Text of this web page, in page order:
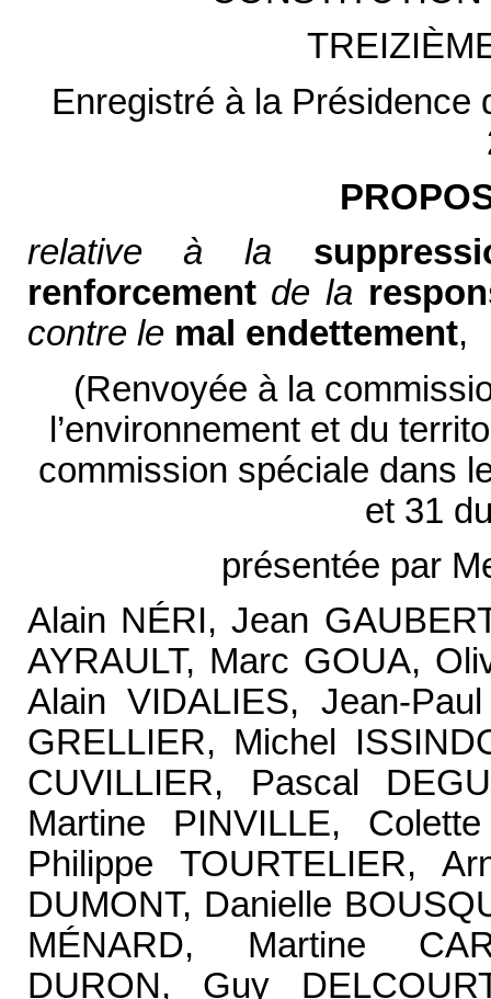
Enregistré à la Présidence
relative à la
renforcement de la
contre le mal endettement,
(Renvoyée à la
l’environnement et du
commission spéciale dans
et 31
présentée par
Alain NÉRI, Jean
AYRAULT, Marc GOUA,
Alain VIDALIES, Jean-
GRELLIER, Michel
CUVILLIER, Pascal
Martine PINVILLE,
Philippe TOURTELIER,
DUMONT, Danielle
MÉNARD, Martine
DURON, Guy